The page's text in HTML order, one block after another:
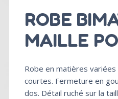
ROBE
MAILLE
Robe en matières
courtes. Fermeture en
dos. Détail ruché sur la